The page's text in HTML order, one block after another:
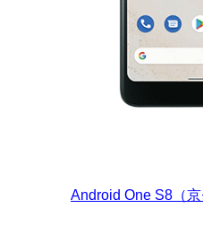
Android One S8（